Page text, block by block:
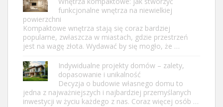
funkcjonalne wnętrza na niewielkiej
powierzchni
Kompaktowe wnętrza stają się coraz bardziej
popularne, zwłaszcza w miastach, gdzie przestrzeń
jest na wagę złota. Wydawać by się mogło, że …
Indywidualne projekty domów – zalety,
dopasowanie i unikalność
Decyzja o budowie własnego domu to
jedna z najważniejszych i najbardziej przemyślanych
inwestycji w życiu każdego z nas. Coraz więcej osób …